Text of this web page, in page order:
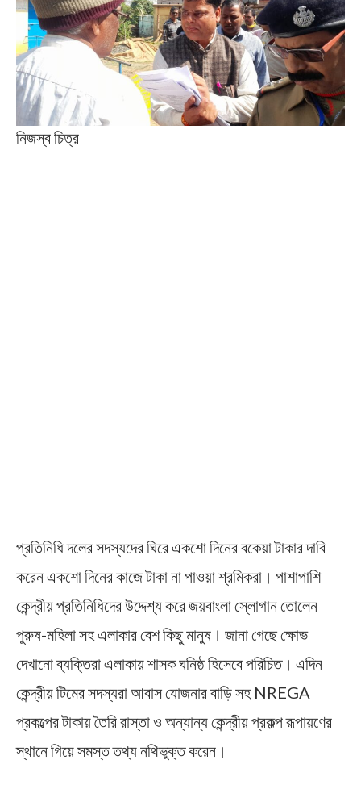
নিজস্ব চিত্র
প্রতিনিধি দলের সদস্যদের ঘিরে একশো দিনের বকেয়া টাকার দাবি
করেন একশো দিনের কাজে টাকা না পাওয়া শ্রমিকরা। পাশাপাশি
কেন্দ্রীয় প্রতিনিধিদের উদ্দেশ্য করে জয়বাংলা স্লোগান তোলেন
পুরুষ-মহিলা সহ এলাকার বেশ কিছু মানুষ। জানা গেছে ক্ষোভ
দেখানো ব্যক্তিরা এলাকায় শাসক ঘনিষ্ঠ হিসেবে পরিচিত। এদিন
কেন্দ্রীয় টিমের সদস্যরা আবাস যোজনার বাড়ি সহ NREGA
প্রকল্পের টাকায় তৈরি রাস্তা ও অন্যান্য কেন্দ্রীয় প্রকল্প রূপায়ণের
স্থানে গিয়ে সমস্ত তথ্য নথিভুক্ত করেন।